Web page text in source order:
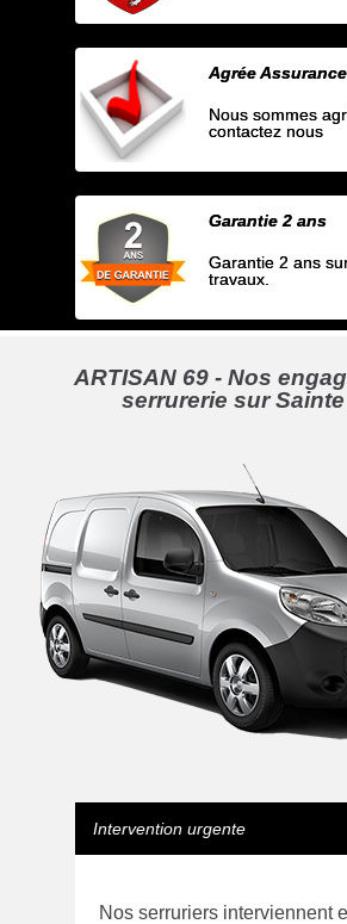
Agrée
Nous sommes
contactez nous
Garantie 2 ans
Garantie 2 ans
travaux.
ARTISAN 69 - Nos
serrurerie sur
Intervention urgente
Nos serruriers interviennent